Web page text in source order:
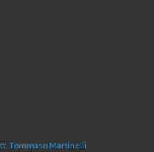
Tommaso Martinelli